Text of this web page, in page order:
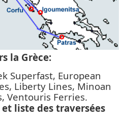
la Grèce:
Superfast, European
Liberty Lines, Minoan
Ventouris Ferries.
liste des traversées